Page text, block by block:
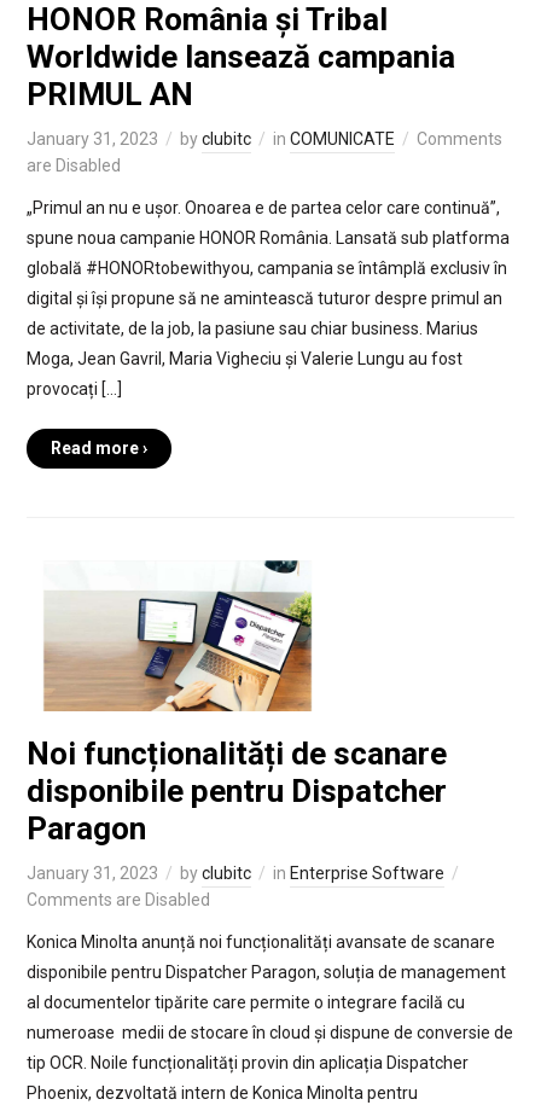
HONOR România și Tribal
Worldwide lansează campania
PRIMUL AN
January 31, 2023 byclubitc in COMUNICATE
Comments
are Disabled
„Primul an nu e ușor. Onoarea e de partea celor care continuă”,
spune noua campanie HONOR România. Lansată sub platforma
globală #HONORtobewithyou, campania se întâmplă exclusiv în
digital și își propune să ne amintească tuturor despre primul an
de activitate, de la job, la pasiune sau chiar business. Marius
Moga, Jean Gavril, Maria Vigheciu și Valerie Lungu au fost
provocați […]
Read more ›
Noi funcționalități de scanare
disponibile pentru Dispatcher
Paragon
January 31, 2023 byclubitc in Enterprise Software
Comments are Disabled
Konica Minolta anunță noi funcționalități avansate de scanare
disponibile pentru Dispatcher Paragon, soluția de management
al documentelor tipărite care permite o integrare facilă cu
numeroase medii de stocare în cloud și dispune de conversie de
tip OCR. Noile funcționalități provin din aplicația Dispatcher
Phoenix, dezvoltată intern de Konica Minolta pentru